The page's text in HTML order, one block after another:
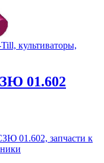
культиваторы,
01.602
01.602, запчасти к